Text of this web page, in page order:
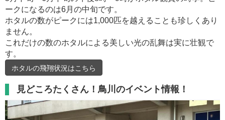
ークになるのは6月の中旬です。
ホタルの数がピークには1,000匹を越えることも珍しくあり
ません。
これだけの数のホタルによる美しい光の乱舞は実に壮観で
す。
ホタルの飛翔状況はこちら
見どころたくさん！鳥川のイベント情報！